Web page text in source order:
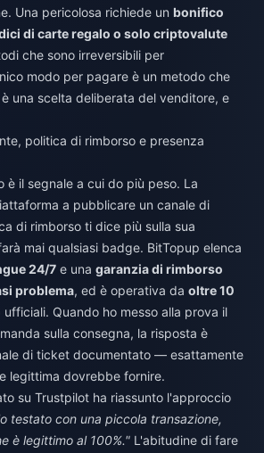
Una pericolosa richiede un bonifico
di carte regalo o solo criptovalute
che sono irreversibili per
modo per pagare è un metodo che
una scelta deliberata del venditore, e
politica di rimborso e presenza
è il segnale a cui do più peso. La
a pubblicare un canale di
di rimborso ti dice più sulla sua
mai qualsiasi badge. BitTopup elenca
24/7 e una garanzia di rimborso
problema, ed è operativa da oltre 10
Quando ho messo alla prova il
sulla consegna, la risposta è
di ticket documentato — esattamente
legittima dovrebbe fornire.
su Trustpilot ha riassunto l'approccio
testato con una piccola transazione,
è legittimo al 100%." L'abitudine di fare